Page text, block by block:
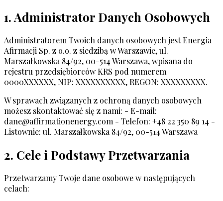
1. Administrator Danych Osobowych
Administratorem Twoich danych osobowych jest Energia
Afirmacji Sp. z o.o. z siedzibą w Warszawie, ul.
Marszałkowska 84/92, 00-514 Warszawa, wpisana do
rejestru przedsiębiorców KRS pod numerem
0000XXXXXX, NIP: XXXXXXXXXX, REGON: XXXXXXXXX.
W sprawach związanych z ochroną danych osobowych
możesz skontaktować się z nami: - E-mail:
dane@affirmationenergy.com - Telefon: +48 22 350 89 14 -
Listownie: ul. Marszałkowska 84/92, 00-514 Warszawa
2. Cele i Podstawy Przetwarzania
Przetwarzamy Twoje dane osobowe w następujących
celach: